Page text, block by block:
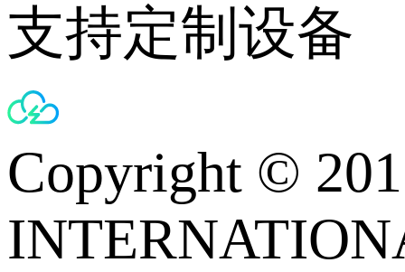
支持定制设备
Copyright ©